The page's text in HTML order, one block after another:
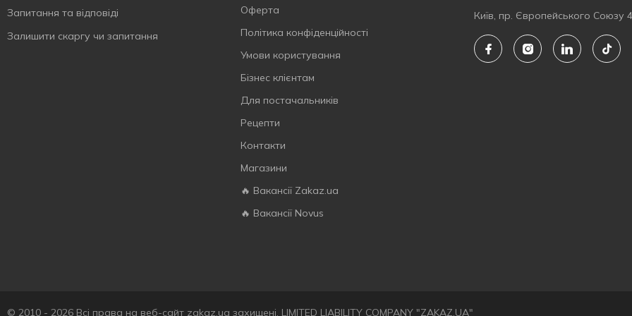
Запитання та відповіді
Залишити скаргу чи запитання
Оферта
Політика конфіденційності
Умови користування
Бізнес клієнтам
Для постачальників
Рецепти
Контакти
Магазини
🔥 Вакансії Zakaz.ua
🔥 Вакансії Novus
Київ, пр. Європейського Союзу
© 2010 - 2026 Всі права на веб-сайт zakaz.ua захищені. LIMITED LIABILITY COMPANY "ZAKAZ.UA"